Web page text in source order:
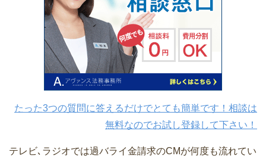
たった3つの質問に答えるだけでとても簡単です！相談は
無料なのでお試し登録して下さい！
テレビ､ラジオでは過バライ金請求のCMが何度も流れてい